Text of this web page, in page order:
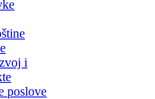
i
poslove